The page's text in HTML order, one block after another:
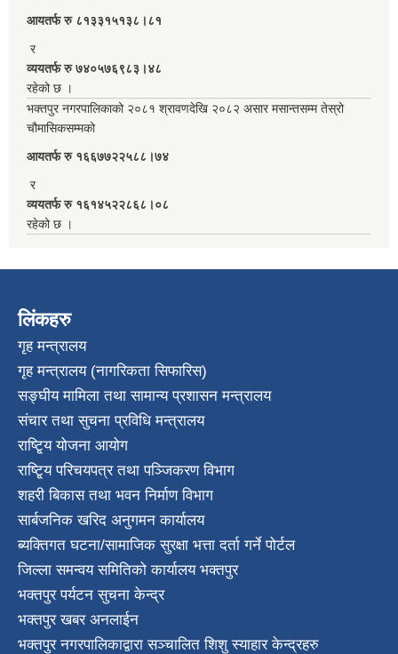
आयतर्फ रु‌ ८१३३१५१३८।८१
र
व्ययतर्फ रु ७४०५७६९८३।४८
रहेको छ ।
भक्तपुर नगरपालिकाको २०८१ श्रावणदेखि २०८२ असार मसान्तसम्म तेस्रो
चौमासिकसम्मको
आयतर्फ रु‌ १६६७७२२५८८।७४
र
व्ययतर्फ रु १६१४५२२८६८।०८
रहेको छ ।
लिंकहरु
गृह मन्त्रालय
गृह मन्त्रालय (नागरिकता सिफारिस)
सङ्घीय मामिला तथा सामान्य प्रशासन मन्त्रालय
संचार तथा सुचना प्रविधि मन्त्रालय
राष्टि्ृय योजना आयोग
राष्टि्ृय परिचयपत्र तथा पञ्जिकरण विभाग
शहरी बिकास तथा भवन निर्माण विभाग
सार्बजनिक खरिद अनुगमन कार्यालय
ब्यक्तिगत घटना/सामाजिक सुरक्षा भत्ता दर्ता गर्ने पोर्टल
जिल्ला समन्वय समितिको कार्यालय भक्तपुर
भक्तपुर पर्यटन सुचना केन्द्र
भक्तपुर खबर अनलाईन
भक्तपुर नगरपालिकाद्वारा सञ्चालित शिशु स्याहार केन्द्रहरु